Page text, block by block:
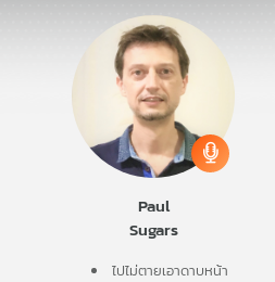
Paul
Sugars
ไปไม่ตายเอาดาบหน้า